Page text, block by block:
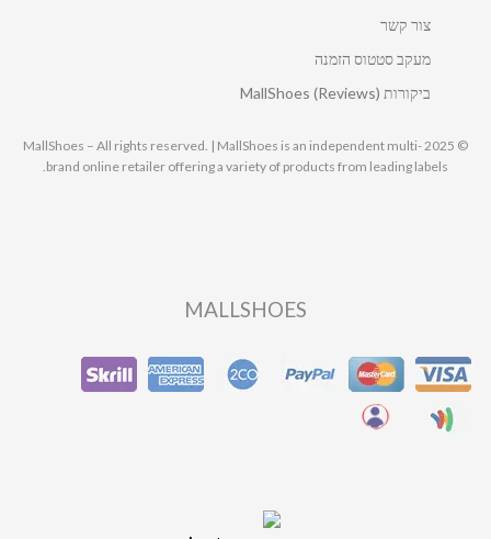
צור קשר
מעקב סטטוס הזמנה
ביקורות MallShoes (Reviews)
© 2025 MallShoes – All rights reserved. | MallShoes is an independent multi-
brand online retailer offering a variety of products from leading labels.
MALLSHOES